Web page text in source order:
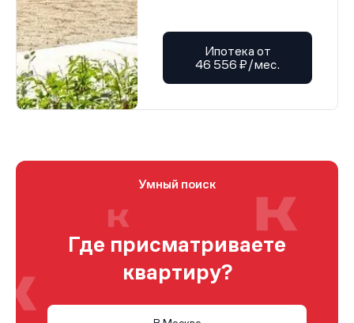
Ипотека от
46 556 ₽/мес.
Умный поиск
Где присматриваете
квартиру?